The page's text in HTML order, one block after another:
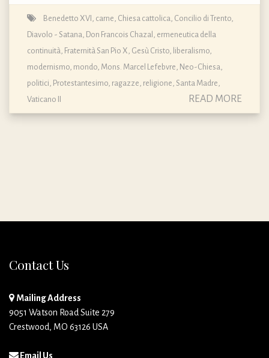
Benedetto XVI carne Chiesa cattolica Concilio di Trento
Diavolo - Satana Don Francois Chazal ermeneutica della
continuità Fraternità San Pio X Gesù Cristo liberalismo
modernismo mondo Mons. Marcel Lefebvre Neo-Chiesa
politici Protestantesimo ragazze religione Santa Madre
Vaticano II
READ MORE
Contact Us
Mailing Address
9051 Watson Road Suite 279
Crestwood, MO 63126 USA
Email Us